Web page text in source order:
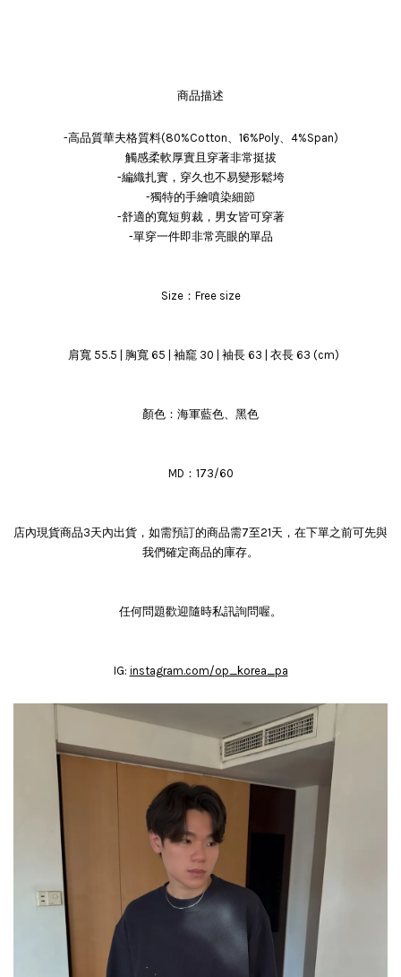
商品描述
-高品質華夫格質料(80%Cotton、16%Poly、4%Span)
觸感柔軟厚實且穿著非常挺拔
-編織扎實，穿久也不易變形鬆垮
-獨特的手繪噴染細節
-舒適的寬短剪裁，男女皆可穿著
-單穿一件即非常亮眼的單品
Size：Free size
肩寬 55.5 | 胸寬 65 | 袖竉 30 | 袖長 63 | 衣長 63 (cm)
顏色：海軍藍色、黑色
MD：173/60
店內現貨商品3天內出貨，如需預訂的商品需7至21天，在下單之前可先與
我們確定商品的庫存。
任何問題歡迎隨時私訊詢問喔。
IG: instagram.com/op_korea_pa